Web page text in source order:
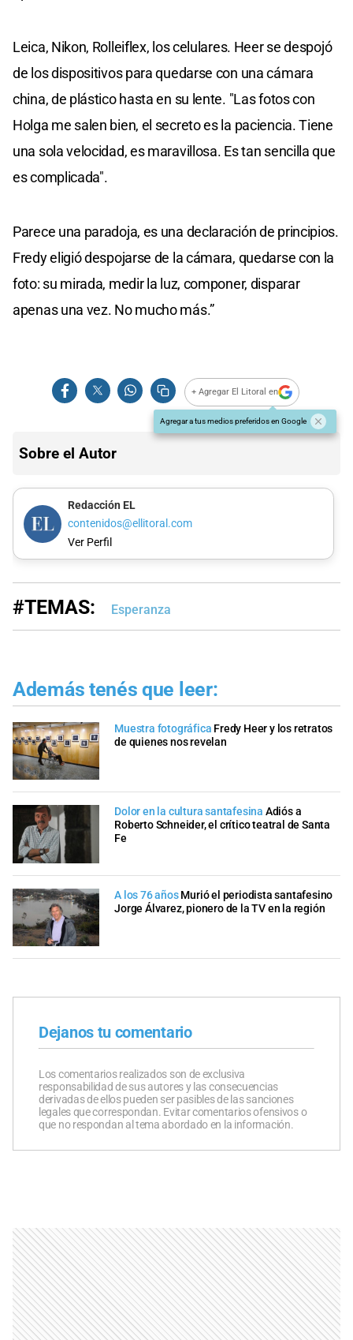
Leica, Nikon, Rolleiflex, los celulares. Heer se despojó
de los dispositivos para quedarse con una cámara
china, de plástico hasta en su lente. "Las fotos con
Holga me salen bien, el secreto es la paciencia. Tiene
una sola velocidad, es maravillosa. Es tan sencilla que
es complicada".
Parece una paradoja, es una declaración de principios.
Fredy eligió despojarse de la cámara, quedarse con la
foto: su mirada, medir la luz, componer, disparar
apenas una vez. No mucho más.”
+ Agregar El Litoral en
Agregar a tus medios preferidos en Google
Sobre el Autor
Redacción EL
contenidos@ellitoral.com
Ver Perfil
#TEMAS: Esperanza
Además tenés que leer:
Muestra fotográfica Fredy Heer y los retratos
de quienes nos revelan
Dolor en la cultura santafesina Adiós a
Roberto Schneider, el crítico teatral de Santa
Fe
A los 76 años Murió el periodista santafesino
Jorge Álvarez, pionero de la TV en la región
Dejanos tu comentario
Los comentarios realizados son de exclusiva
responsabilidad de sus autores y las consecuencias
derivadas de ellos pueden ser pasibles de las sanciones
legales que correspondan. Evitar comentarios ofensivos o
que no respondan al tema abordado en la información.